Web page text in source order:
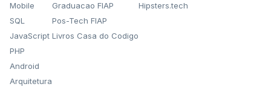
Mobile
SQL
JavaScript
PHP
Android
Arquitetura
Graduacao FIAP
Pos-Tech FIAP
Livros Casa do Codigo
Hipsters.tech